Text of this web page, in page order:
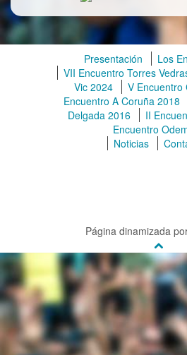
Presentación
Los
VII Encuentro Torres
Vic 2024
V Encuentro
Encuentro A Coruña 2018
Delgada 2016
II
Encuentro
Noticias
Página dinamizada